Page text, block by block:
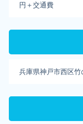
円＋交通費
兵庫県神戸市西区竹